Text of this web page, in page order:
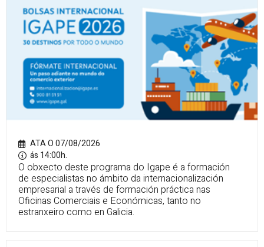
ATA O 07/08/2026
ás 14:00h.
O obxecto deste programa do Igape é a formación
de especialistas no ámbito da internacionalización
empresarial a través de formación práctica nas
Oficinas Comerciais e Económicas, tanto no
estranxeiro como en Galicia.